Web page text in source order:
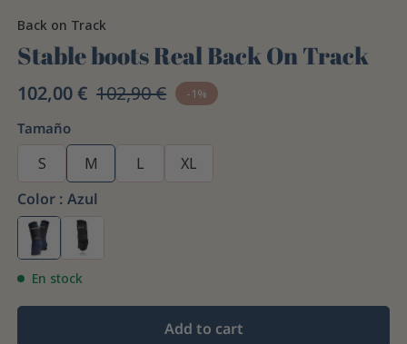
Back on Track
Stable boots Real Back On Track
102,00 € 102,90 € -1%
Tamaño
S M L
XL
Color : Azul
En stock
Add to cart